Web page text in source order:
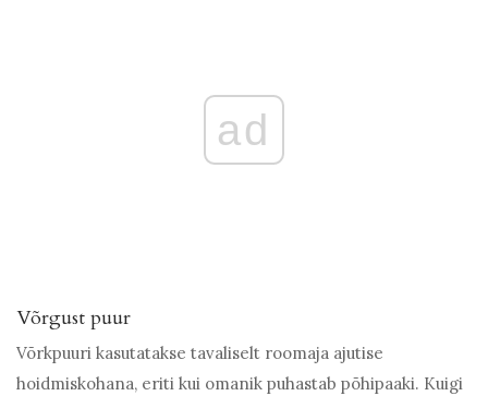
ad
Võrgust puur
Võrkpuuri kasutatakse tavaliselt roomaja ajutise
hoidmiskohana, eriti kui omanik puhastab põhipaaki. Kuigi